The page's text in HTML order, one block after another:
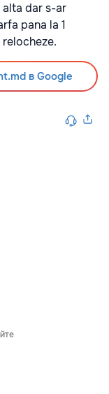
alta dar s-ar
pana la 1
в Google